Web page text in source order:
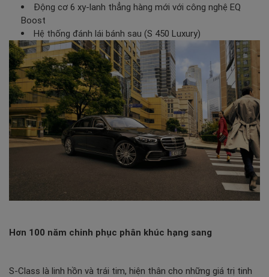
Động cơ 6 xy-lanh thẳng hàng mới với công nghệ EQ
Boost
Hệ thống đánh lái bánh sau (S 450 Luxury)
Hơn 100 năm chinh phục phân khúc hạng sang
S-Class là linh hồn và trái tim, hiện thân cho những giá trị tinh